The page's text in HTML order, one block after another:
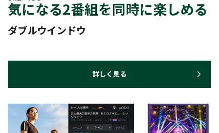
気になる2番組を同時に楽しめる
ダブルウインドウ
詳しく見る